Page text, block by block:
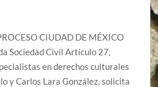
CIUDAD DE MÉXICO
Sociedad Civil Artículo 27,
en derechos culturales
y Carlos Lara González, solicita